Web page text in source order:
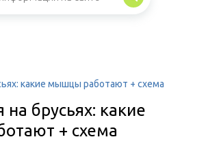
какие мышцы работают + схема
брусьях: какие
+ схема